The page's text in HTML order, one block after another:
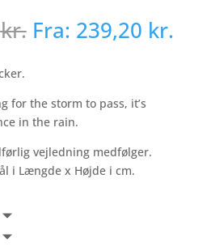
kr. Fra: 239,20 kr.
for the storm to pass, it’s
in the rain.
vejledning medfølger.
i Længde x Højde i cm.